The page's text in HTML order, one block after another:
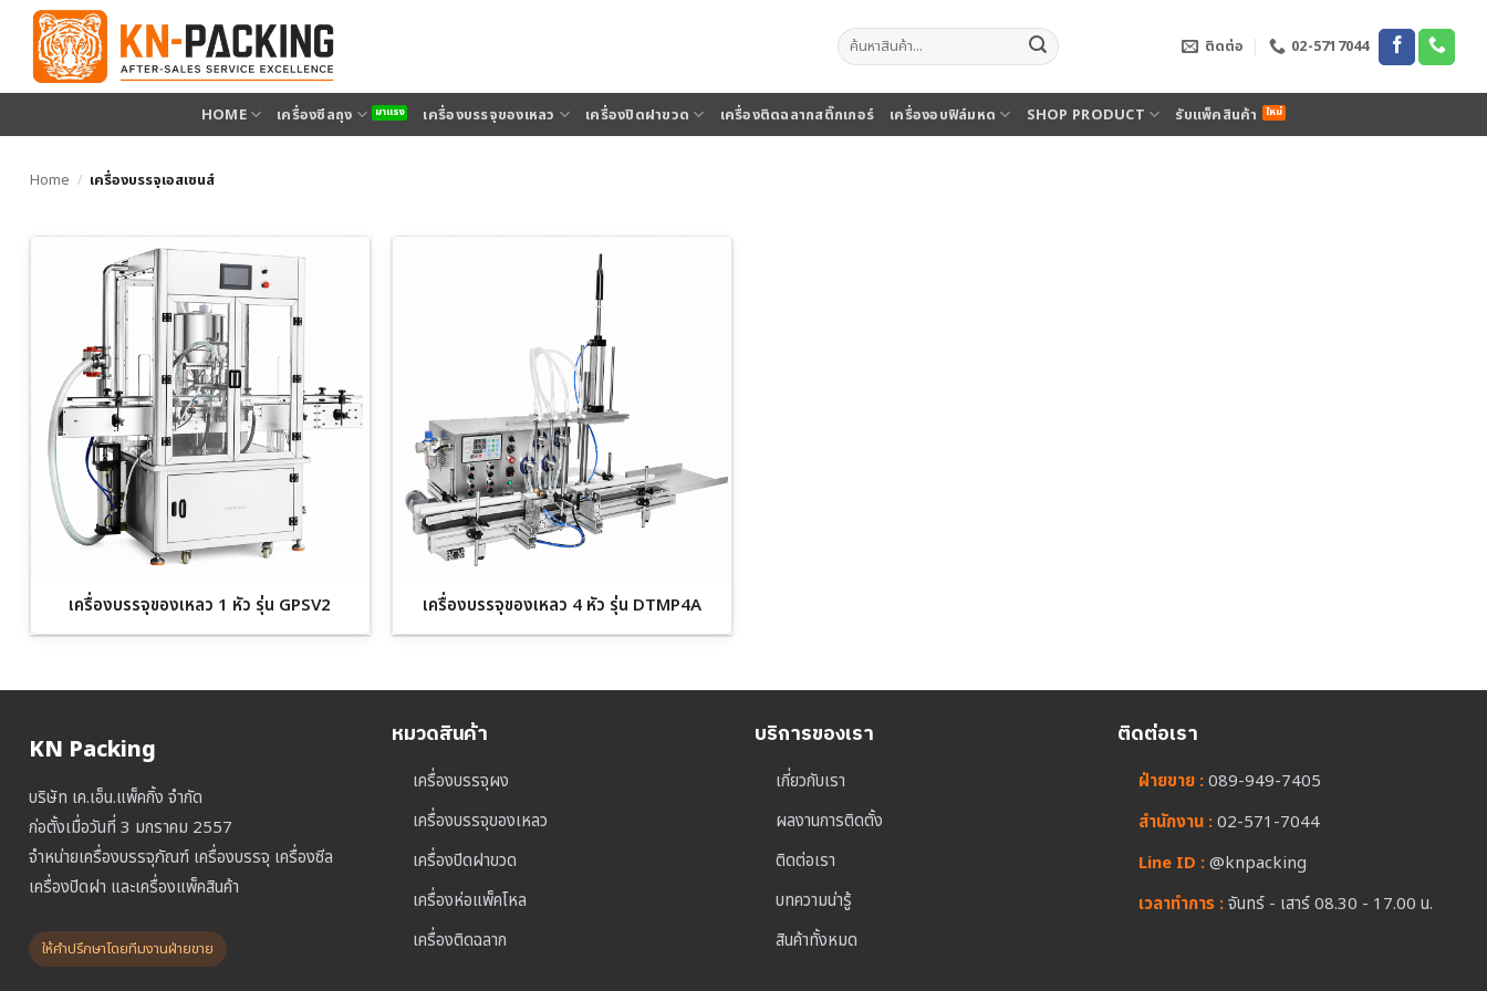
เนื้อหา
ค้นหา: ติดต่อ 02-5717044
HOME เครื่องซีลถุง เครื่องบรรจุของเหลว เครื่องปิดฝาขวด เครื่องติดฉลากสติ๊กเกอร์ เครื่องอบฟิล์มหด SHOP PRODUCT รับแพ็คสินค้า
Home / เครื่องบรรจุเอสเซนส์
เครื่องบรรจุของเหลว 1 หัว รุ่น GPSV2 เครื่องบรรจุของเหลว 4 หัว รุ่น DTMP4A
KN Packing
บริษัท เค.เอ็น.แพ็คกิ้ง จำกัด
ก่อตั้งเมื่อวันที่ 3 มกราคม 2557
จำหน่ายเครื่องบรรจุภัณฑ์ เครื่องบรรจุ เครื่องซีล
เครื่องปิดฝา และเครื่องแพ็คสินค้า
ให้คำปรึกษาโดยทีมงานฝ่ายขาย
หมวดสินค้า
เครื่องบรรจุผง
เครื่องบรรจุของเหลว
เครื่องปิดฝาขวด
เครื่องห่อแพ็คโหล
เครื่องติดฉลาก
บริการของเรา
เกี่ยวกับเรา
ผลงานการติดตั้ง
ติดต่อเรา
บทความน่ารู้
สินค้าทั้งหมด
ติดต่อเรา
ฝ่ายขาย :089-949-7405
สำนักงาน :02-571-7044
Line ID :@knpacking
เวลาทำการ :จันทร์ - เสาร์ 08.30 - 17.00 น.